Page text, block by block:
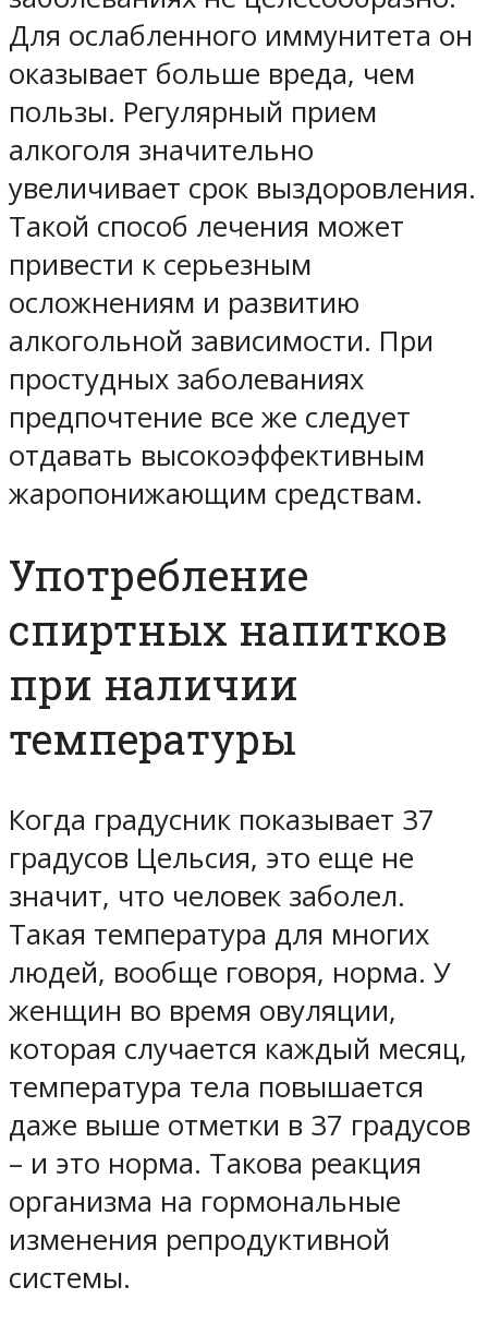
Для ослабленного иммунитета он
оказывает больше вреда, чем
пользы. Регулярный прием
алкоголя значительно
увеличивает срок выздоровления.
Такой способ лечения может
привести к серьезным
осложнениям и развитию
алкогольной зависимости. При
простудных заболеваниях
предпочтение все же следует
отдавать высокоэффективным
жаропонижающим средствам.
Употребление
спиртных напитков
при наличии
температуры
Когда градусник показывает 37
градусов Цельсия, это еще не
значит, что человек заболел.
Такая температура для многих
людей, вообще говоря, норма. У
женщин во время овуляции,
которая случается каждый месяц,
температура тела повышается
даже выше отметки в 37 градусов
– и это норма. Такова реакция
организма на гормональные
изменения репродуктивной
системы.